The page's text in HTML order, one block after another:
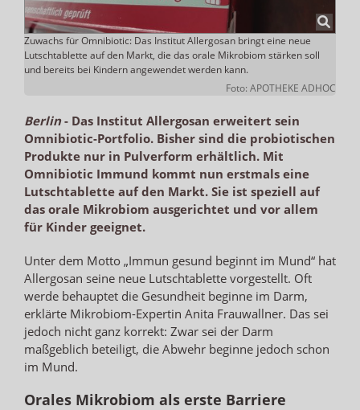
Zuwachs für Omnibiotic: Das Institut Allergosan bringt eine neue
Lutschtablette auf den Markt, die das orale Mikrobiom stärken soll
und bereits bei Kindern angewendet werden kann.
Foto: APOTHEKE ADHOC
Berlin- Das Institut Allergosan erweitert sein
Omnibiotic-Portfolio. Bisher sind die probiotischen
Produkte nur in Pulverform erhältlich. Mit
Omnibiotic Immund kommt nun erstmals eine
Lutschtablette auf den Markt. Sie ist speziell auf
das orale Mikrobiom ausgerichtet und vor allem
für Kinder geeignet.
Unter dem Motto „Immun gesund beginnt im Mund“ hat
Allergosan seine neue Lutschtablette vorgestellt. Oft
werde behauptet die Gesundheit beginne im Darm,
erklärte Mikrobiom-Expertin Anita Frauwallner. Das sei
jedoch nicht ganz korrekt: Zwar sei der Darm
maßgeblich beteiligt, die Abwehr beginne jedoch schon
im Mund.
Orales Mikrobiom als erste Barriere